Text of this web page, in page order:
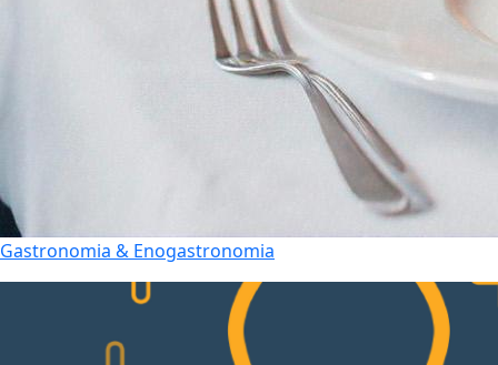
Gastronomia & Enogastronomia